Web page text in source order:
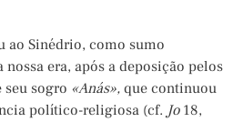
ao Sinédrio, como sumo
nossa era, após a deposição pelos
seu sogro «Anás», que continuou
político-religiosa (cf. Jo18,